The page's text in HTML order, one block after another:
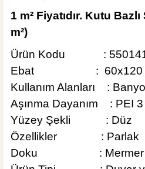
685,00 TL
Sepete Ekle
MĞZ
Weber Joint Sil Silikonlu Fuga Gri 20
1 m² Fiyatıdır. Kutu Bazlı
m²)
Ürün Kodu :
Ebat : 60x120
Kullanım Alanları :
Aşınma Dayanım : PEI 3
Yüzey Şekli : Düz
Özellikler : Parlak
Doku : Mermer